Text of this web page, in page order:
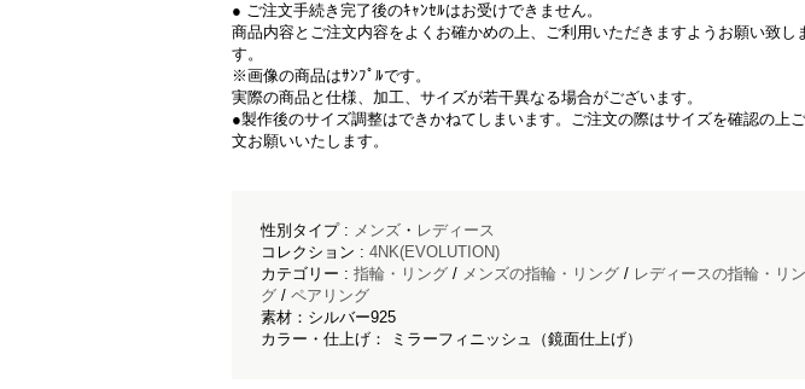
● ご注文手続き完了後のｷｬﾝｾﾙはお受けできません。
商品内容とご注文内容をよくお確かめの上、ご利用いただきますようお願い致し
す。
※画像の商品はｻﾝﾌﾟﾙです。
実際の商品と仕様、加工、サイズが若干異なる場合がございます。
●製作後のサイズ調整はできかねてしまいます。ご注文の際はサイズを確認の上
文お願いいたします。
性別タイプ : メンズ ・ レディース
コレクション : 4NK(EVOLUTION)
カテゴリー : 指輪・リング / メンズの指輪・リング / レディースの指輪・リン
グ / ペアリング
素材：シルバー925
カラー・仕上げ： ミラーフィニッシュ（鏡面仕上げ）